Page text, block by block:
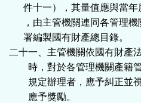
件十一），其量值應與當年
，由主管機關連同各管理機
署編製國有財產總目錄。
二十一、主管機關依國有財產
時，對於各管理機關產籍管
規定辦理者，應予糾正並視
應予獎勵。